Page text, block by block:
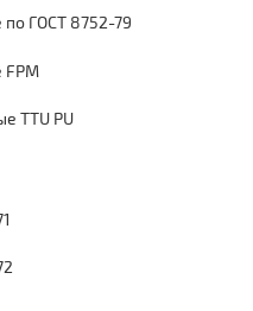
ГОСТ 8752-79
TTU PU